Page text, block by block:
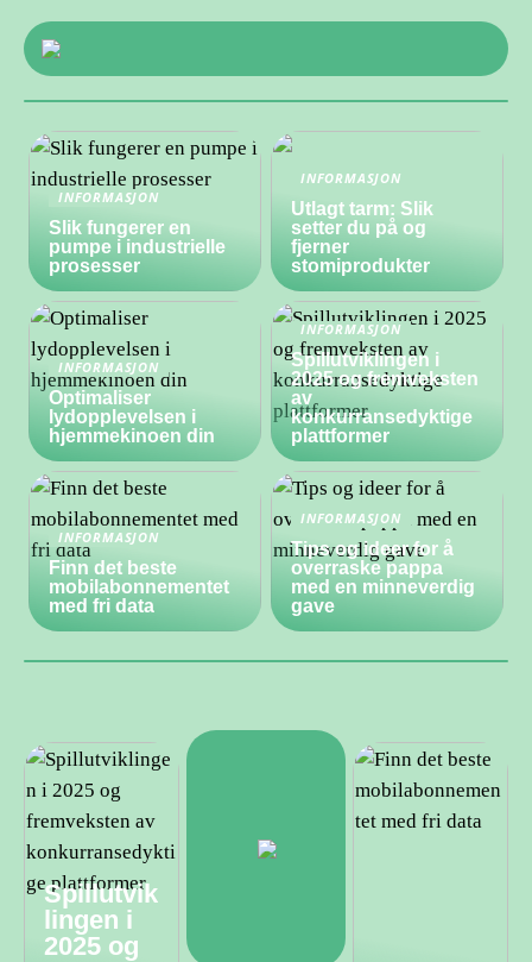
INFORMASJON
Slik fungerer en
pumpe i industrielle
prosesser
INFORMASJON
Utlagt tarm: Slik
setter du på og
fjerner
stomiprodukter
INFORMASJON
Optimaliser
lydopplevelsen i
hjemmekinoen din
INFORMASJON
Spillutviklingen i
2025 og fremveksten
av
konkurransedyktige
plattformer
INFORMASJON
Finn det beste
mobilabonnementet
med fri data
INFORMASJON
Tips og ideer for å
overraske pappa
med en minneverdig
gave
Spillutvik
lingen i
2025 og